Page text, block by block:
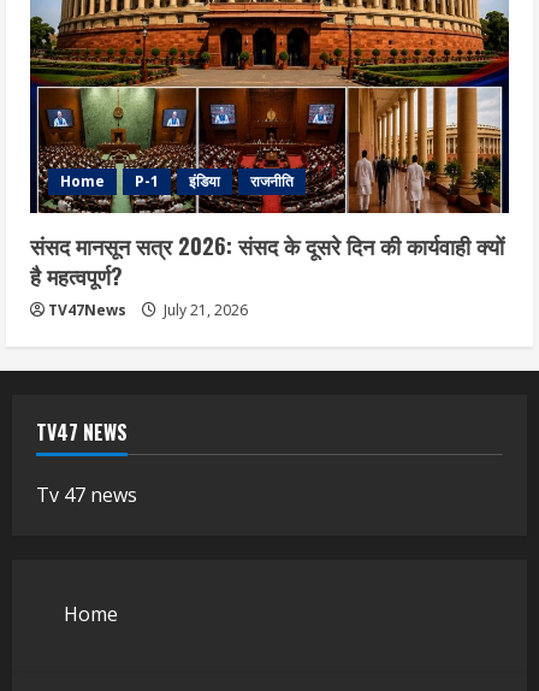
Home P-1 इंडिया राजनीति
संसद मानसून सत्र 2026: संसद के दूसरे दिन की कार्यवाही क्यों
है महत्वपूर्ण?
TV47News July 21, 2026
TV47 NEWS
Tv 47 news
Home